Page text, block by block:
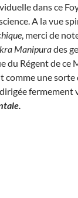
dans ce
A la vue
, merci de
Manipurades
du Régent de ce
comme une
fermement